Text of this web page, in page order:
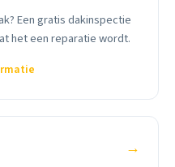
Een gratis dakinspectie
het een reparatie wordt.
→